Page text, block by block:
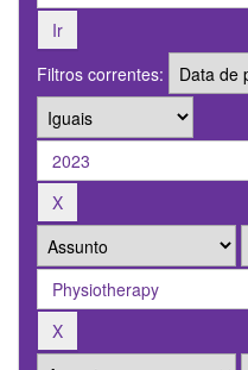
Filtros correntes: